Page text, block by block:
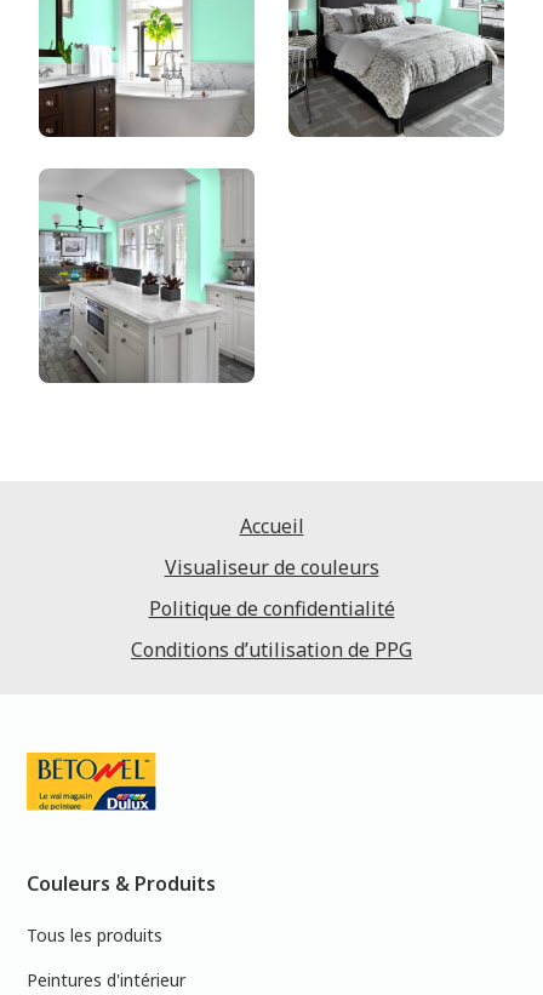
Accueil
Visualiseur de couleurs
Politique de confidentialité
Conditions d’utilisation de PPG
Couleurs & Produits
Tous les produits
Peintures d'intérieur